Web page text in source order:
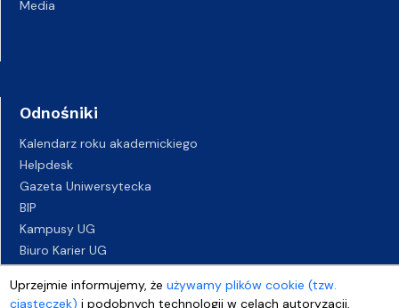
Uprzejmie informujemy, żeużywamy plików cookie (tzw.
ciasteczek) i podobnych technologii w celach autoryzacji,
Media
Odnośniki
Kalendarz roku akademickiego
Helpdesk
Gazeta Uniwersytecka
BIP
Kampusy UG
Biuro Karier UG
Oferty pracy
Deklaracja dostępności